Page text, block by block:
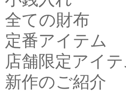
全ての財布
定番アイテム
店舗限定アイテ
新作のご紹介